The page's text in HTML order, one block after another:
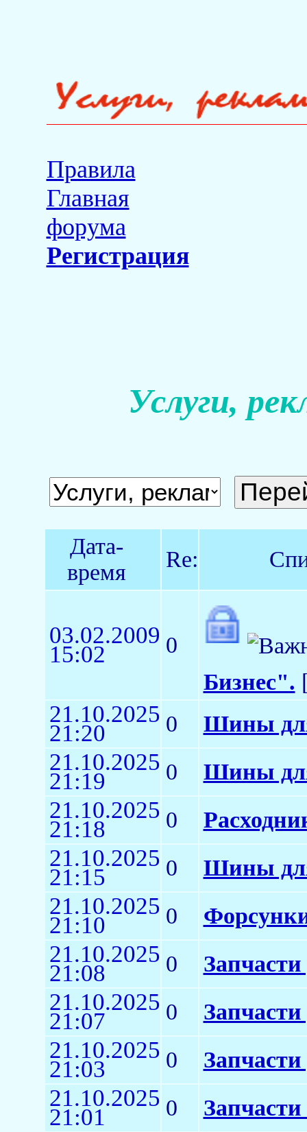
Правила
Главная
форума
Регистрация
Услуги,
Дата-
время
Re:
03.02.2009
15:02
0
Бизнес".
21.10.2025
21:20 0 Шины
21.10.2025
21:19 0 Шины
21.10.2025
21:18 0
21.10.2025
21:15 0 Шины
21.10.2025
21:10 0
21.10.2025
21:08 0
21.10.2025
21:07 0
21.10.2025
21:03 0 Запчасти
21.10.2025
21:01 0